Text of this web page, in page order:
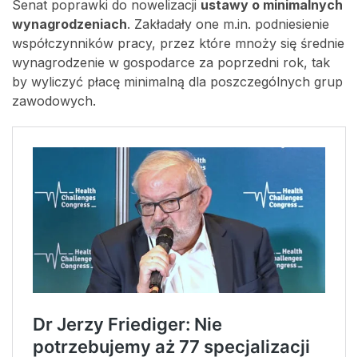
Senat poprawki do nowelizacji ustawy o minimalnych
wynagrodzeniach. Zakładały one m.in. podniesienie
współczynników pracy, przez które mnoży się średnie
wynagrodzenie w gospodarce za poprzedni rok, tak
by wyliczyć płacę minimalną dla poszczególnych grup
zawodowych.